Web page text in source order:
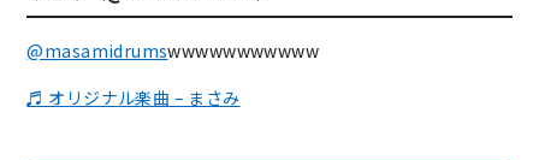
@masamidrumswwwwwwwwwww
♬ オリジナル楽曲 – まさみ